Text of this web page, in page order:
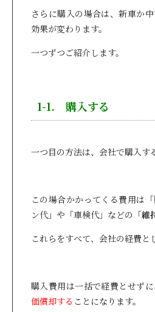
さらに購入の場合は、新車か
効果が変わります。
一つずつご紹介します。
1-1. 購入する
一つ目の方法は、会社で購入す
この場合かかってくる費用は「
ン代」や「車検代」などの「維
これらをすべて、会社の経費と
購入費用は一括で経費とせずに
価償却する ことになります。